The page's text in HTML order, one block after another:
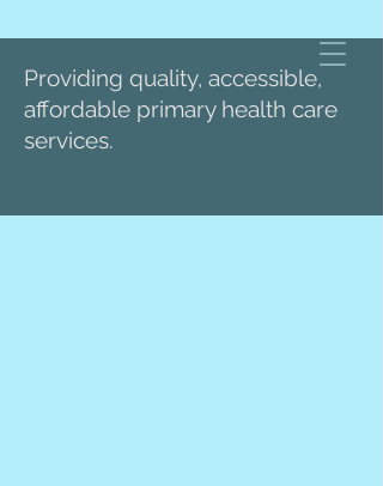
Providing quality, accessible,
affordable primary health care
services.